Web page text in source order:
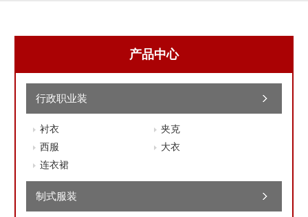
产品中心
行政职业装
衬衣
夹克
西服
大衣
连衣裙
制式服装